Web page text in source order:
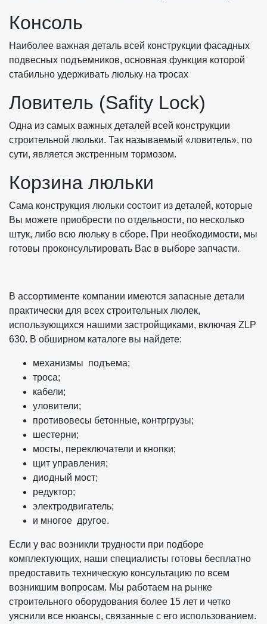
Консоль
Наиболее важная деталь всей конструкции фасадных
подвесных подъемников, основная функция которой
стабильно удерживать люльку на тросах
Ловитель (Safity Lock)
Одна из самых важных деталей всей конструкции
строительной люльки. Так называемый «ловитель», по
сути, является экстренным тормозом.
Корзина люльки
Сама конструкция люльки состоит из деталей, которые
Вы можете приобрести по отдельности, по несколько
штук, либо всю люльку в сборе. При необходимости, мы
готовы проконсультировать Вас в выборе запчасти.
В ассортименте компании имеются запасные детали
практически для всех строительных люлек,
использующихся нашими застройщиками, включая ZLP
630. В обширном каталоге вы найдете:
механизмы подъема;
троса;
кабели;
уловители;
противовесы бетонные, контргрузы;
шестерни;
мосты, переключатели и кнопки;
щит управления;
диодный мост;
редуктор;
электродвигатель;
и многое другое.
Если у вас возникли трудности при подборе
комплектующих, наши специалисты готовы бесплатно
предоставить техническую консультацию по всем
возникшим вопросам. Мы работаем на рынке
строительного оборудования более 15 лет и четко
уяснили все нюансы, связанные с его использованием.